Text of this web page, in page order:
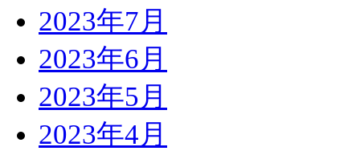
2023年7月
2023年6月
2023年5月
2023年4月